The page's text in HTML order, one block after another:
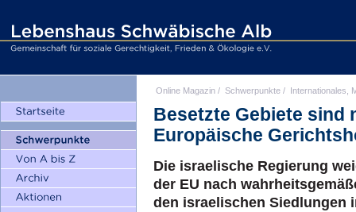
Online Magazin / Schwerpunkte / Internationales,
Besetzte Gebiete sind
Europäische
Die israelische Regierung
der EU nach
den israelischen Siedlungen